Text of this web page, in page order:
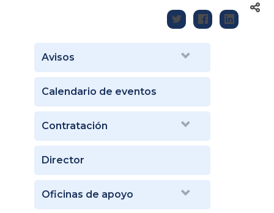
Avisos
Calendario de eventos
Contratación
Director
Oficinas de apoyo